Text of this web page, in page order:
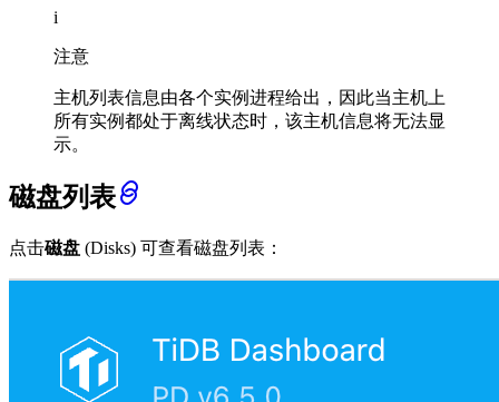
i
注意
主机列表信息由各个实例进程给出，因此当主机上
所有实例都处于离线状态时，该主机信息将无法显
示。
磁盘列表
点击磁盘 (Disks) 可查看磁盘列表：